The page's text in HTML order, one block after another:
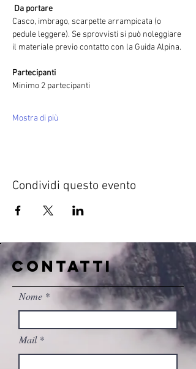
Da portare
Casco, imbrago, scarpette arrampicata (o
pedule leggere). Se sprovvisti si può noleggiare
il materiale previo contatto con la Guida Alpina.
Partecipanti
Minimo 2 partecipanti
Mostra di più
Condividi questo evento
CONTATTI
Nome
Mail